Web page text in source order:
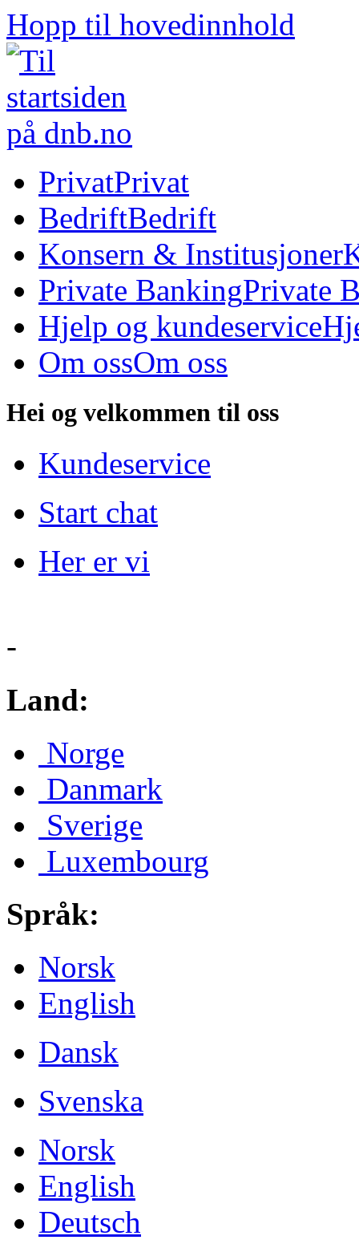
Hopp til hovedinnhold
PrivatPrivat
BedriftBedrift
Konsern & Institusjoner
Private BankingPrivate
Hjelp og kundeservice
Om ossOm oss
Hei og velkommen til oss
Kundeservice
Start chat
Her er vi
-
Land:
Norge
Danmark
Sverige
Luxembourg
Språk:
Norsk
English
Dansk
Svenska
Norsk
English
Deutsch